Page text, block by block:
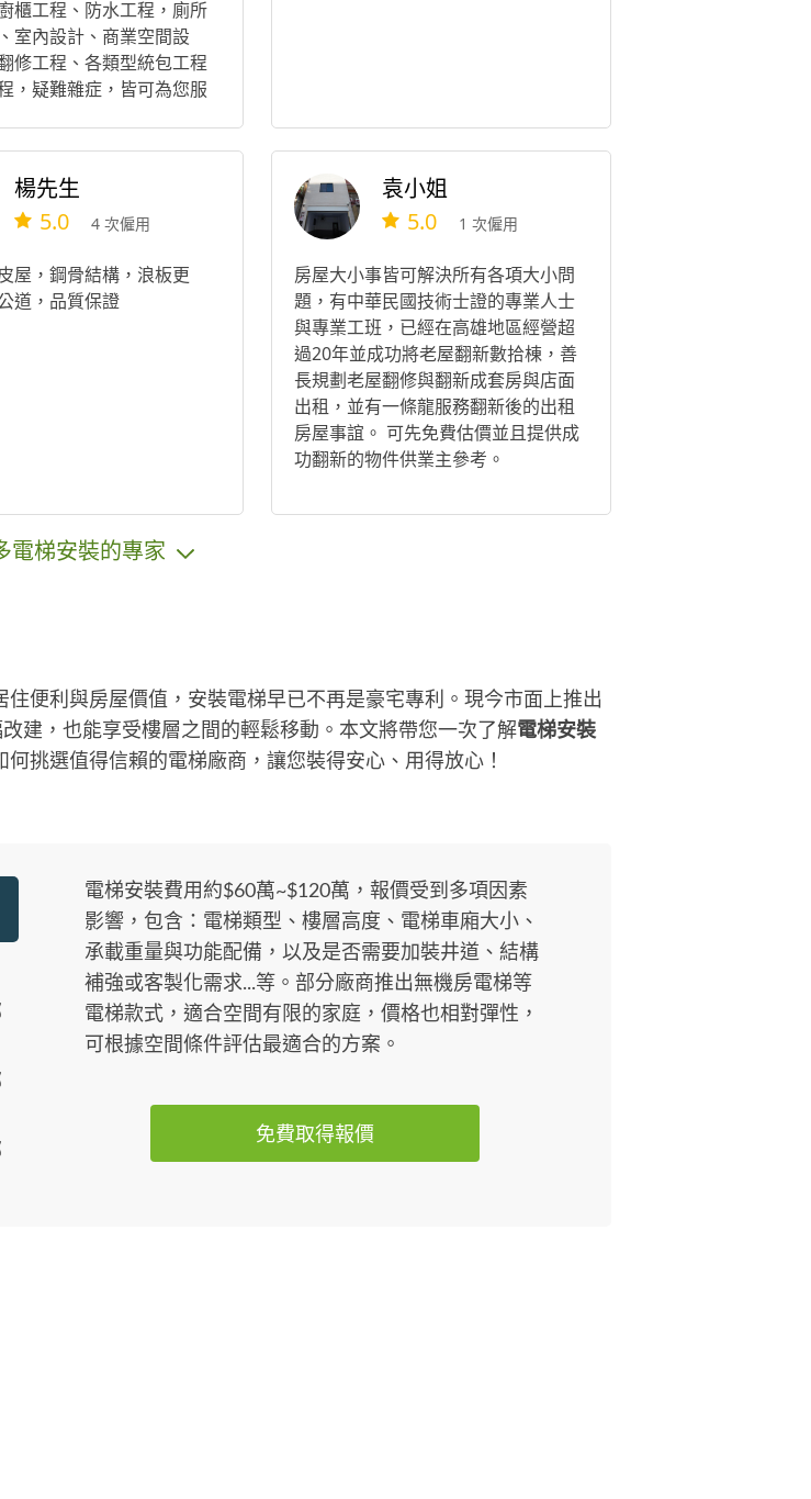
櫃工程、防水工程，廁所
室內設計、商業空間設
修工程、各類型統包工程
，疑難雜症，皆可為您服
楊先生
5.0 4 次僱用
屋，鋼骨結構，浪板更
道，品質保證
袁小姐
5.0 1 次僱用
房屋大小事皆可解決所有各項大小問
題，有中華民國技術士證的專業人士
與專業工班，已經在高雄地區經營超
過20年並成功將老屋翻新數拾棟，善
長規劃老屋翻修與翻新成套房與店面
出租，並有一條龍服務翻新後的出租
房屋事誼。 可先免費估價並且提供成
功翻新的物件供業主參考。
電梯安裝的專家
便利與房屋價值，安裝電梯早已不再是豪宅專利。現今市面上推出
建，也能享受樓層之間的輕鬆移動。本文將帶您一次了解電梯安裝
挑選值得信賴的電梯廠商，讓您裝得安心、用得放心！
電梯安裝費用約$60萬~$120萬，報價受到多項因素
影響，包含：電梯類型、樓層高度、電梯車廂大小、
承載重量與功能配備，以及是否需要加裝井道、結構
補強或客製化需求...等。部分廠商推出無機房電梯等
電梯款式，適合空間有限的家庭，價格也相對彈性，
可根據空間條件評估最適合的方案。
免費取得報價